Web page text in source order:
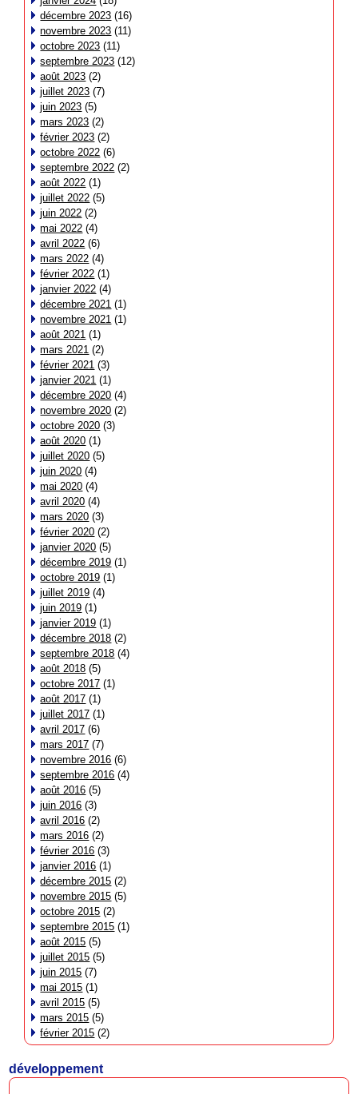
décembre 2023 (16)
novembre 2023 (11)
octobre 2023 (11)
septembre 2023 (12)
août 2023 (2)
juillet 2023 (7)
juin 2023 (5)
mars 2023 (2)
février 2023 (2)
octobre 2022 (6)
septembre 2022 (2)
août 2022 (1)
juillet 2022 (5)
juin 2022 (2)
mai 2022 (4)
avril 2022 (6)
mars 2022 (4)
février 2022 (1)
janvier 2022 (4)
décembre 2021 (1)
novembre 2021 (1)
août 2021 (1)
mars 2021 (2)
février 2021 (3)
janvier 2021 (1)
décembre 2020 (4)
novembre 2020 (2)
octobre 2020 (3)
août 2020 (1)
juillet 2020 (5)
juin 2020 (4)
mai 2020 (4)
avril 2020 (4)
mars 2020 (3)
février 2020 (2)
janvier 2020 (5)
décembre 2019 (1)
octobre 2019 (1)
juillet 2019 (4)
juin 2019 (1)
janvier 2019 (1)
décembre 2018 (2)
septembre 2018 (4)
août 2018 (5)
octobre 2017 (1)
août 2017 (1)
juillet 2017 (1)
avril 2017 (6)
mars 2017 (7)
novembre 2016 (6)
septembre 2016 (4)
août 2016 (5)
juin 2016 (3)
avril 2016 (2)
mars 2016 (2)
février 2016 (3)
janvier 2016 (1)
décembre 2015 (2)
novembre 2015 (5)
octobre 2015 (2)
septembre 2015 (1)
août 2015 (5)
juillet 2015 (5)
juin 2015 (7)
mai 2015 (1)
avril 2015 (5)
mars 2015 (5)
février 2015 (2)
développement